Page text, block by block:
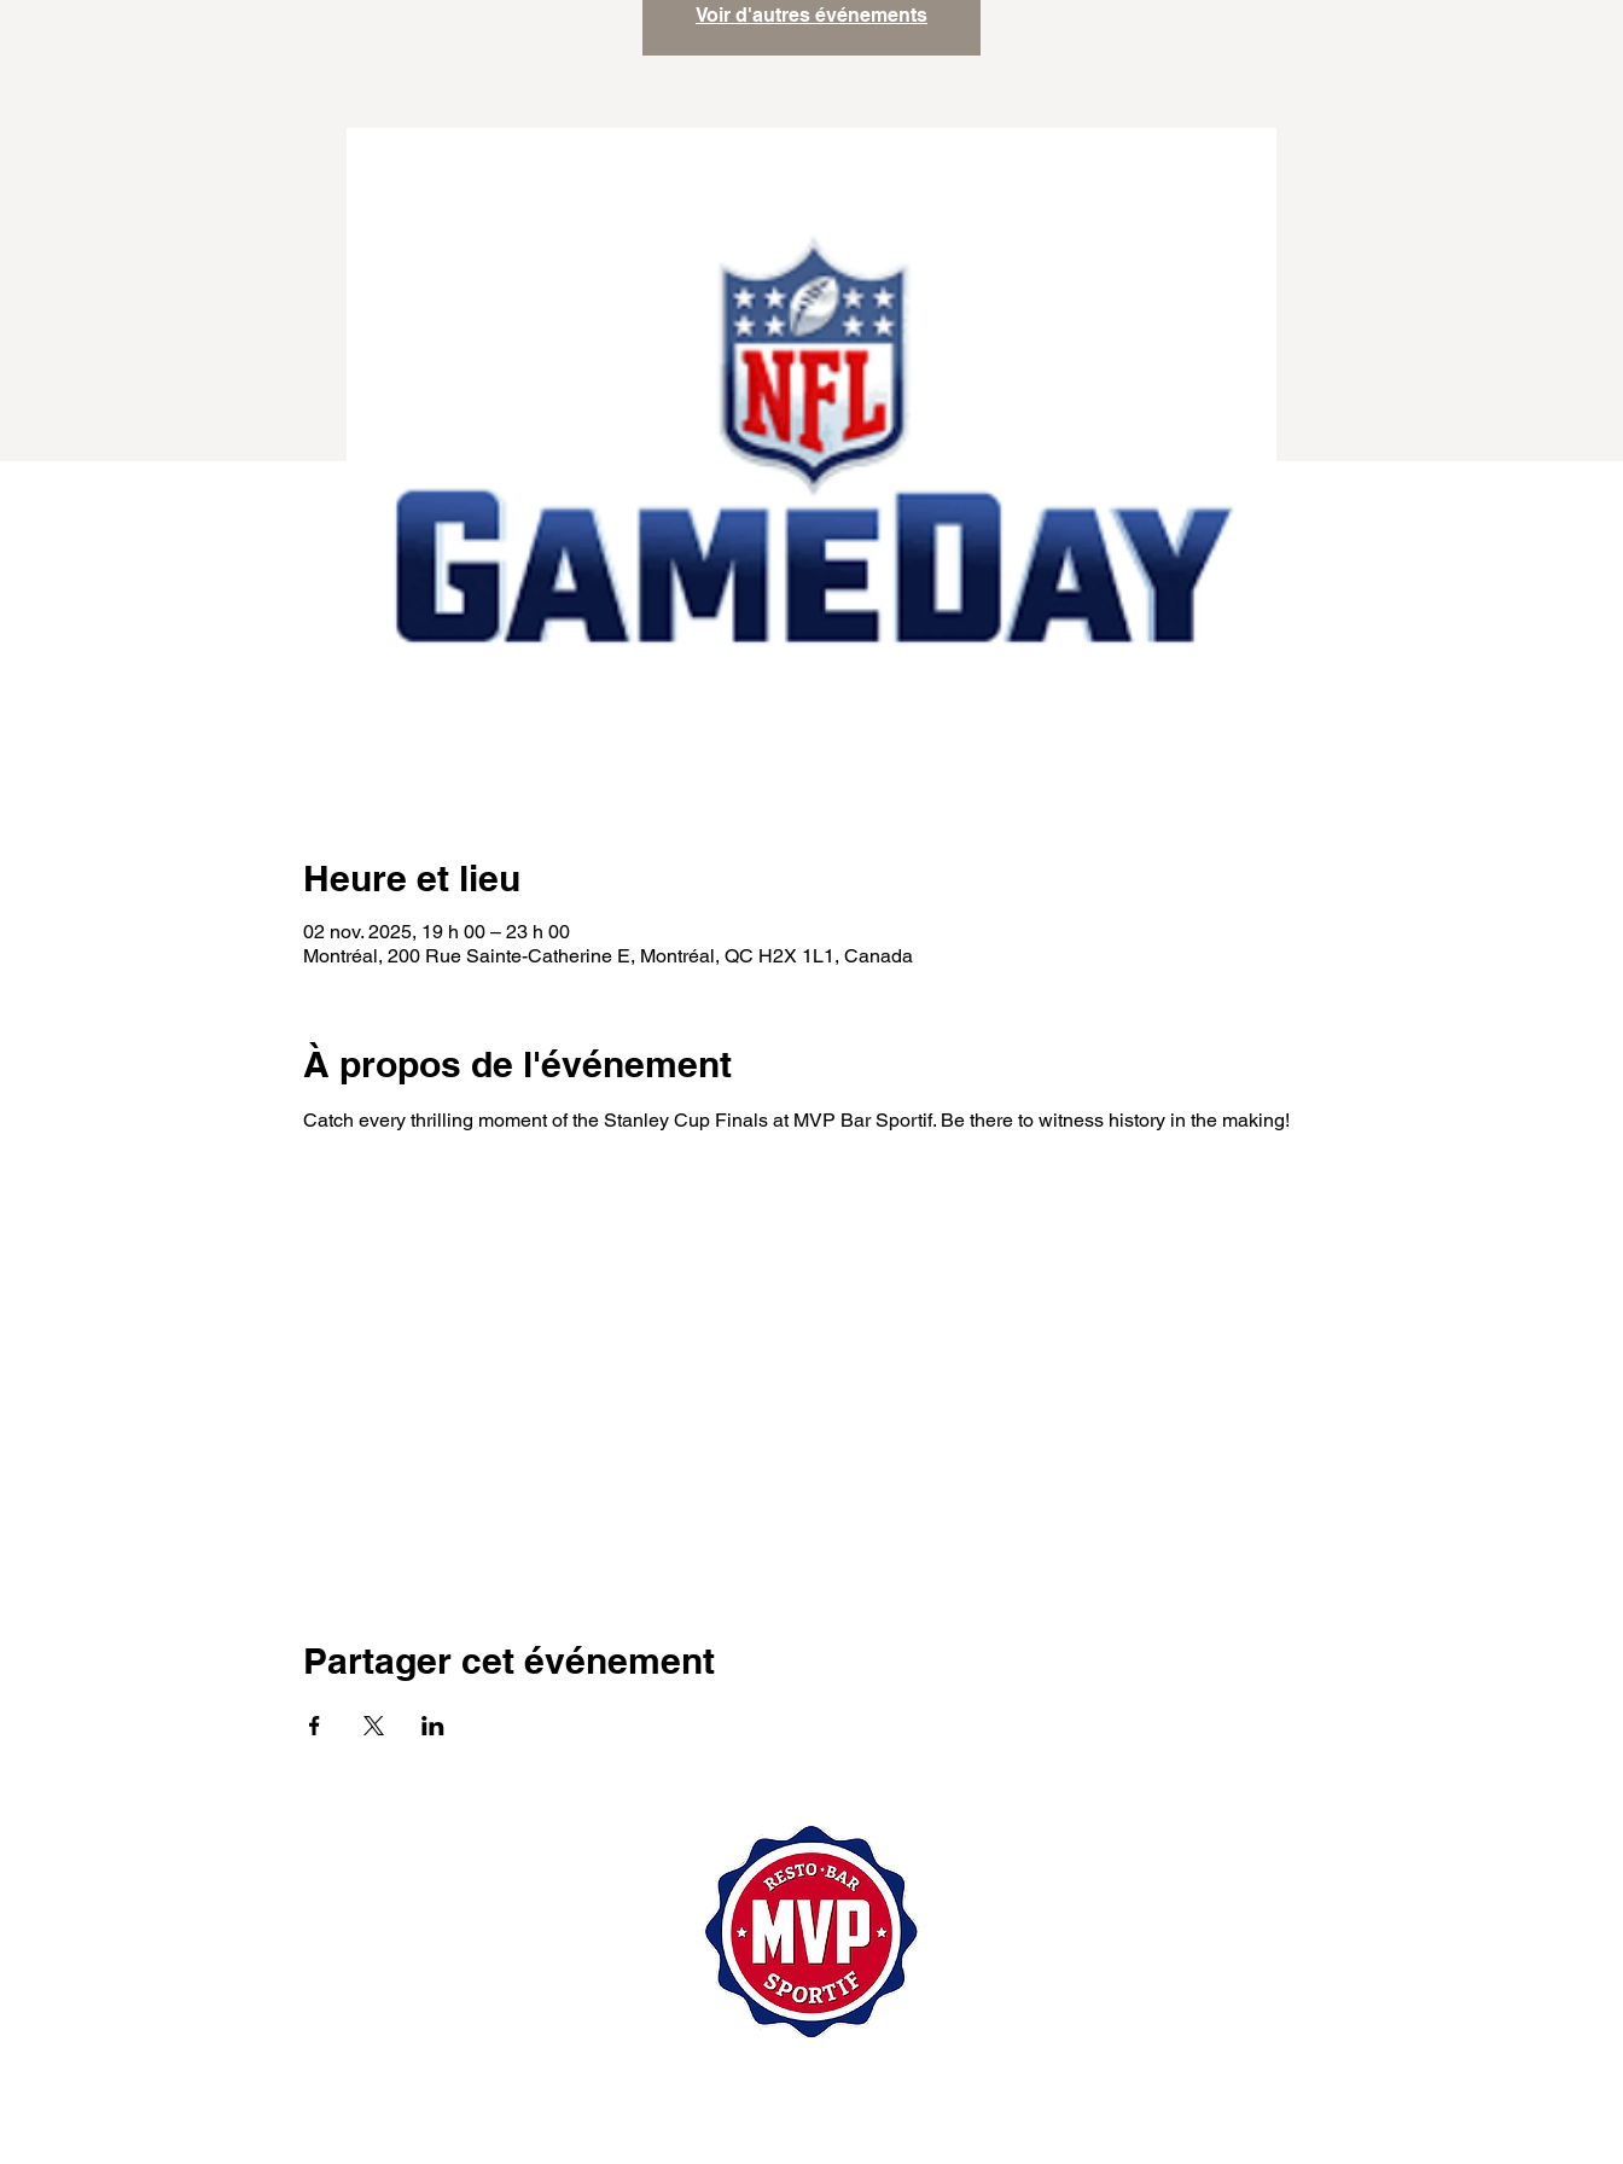
Voir d'autres événements
Heure et lieu
02 nov. 2025, 19 h 00 – 23 h 00
Montréal, 200 Rue Sainte-Catherine E, Montréal, QC H2X 1L1, Canada
À propos de l'événement
Catch every thrilling moment of the Stanley Cup Finals at MVP Bar Sportif. Be there to witness history in the making!
Partager cet événement